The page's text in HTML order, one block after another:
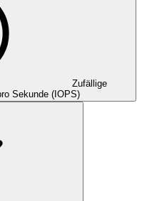
Zufällige
Sekunde (IOPS)